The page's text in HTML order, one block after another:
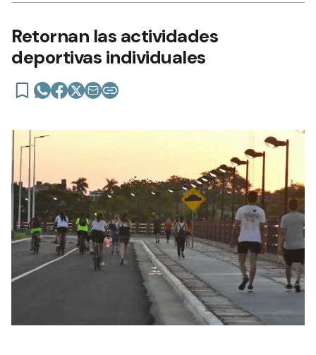
Retornan las actividades
deportivas individuales